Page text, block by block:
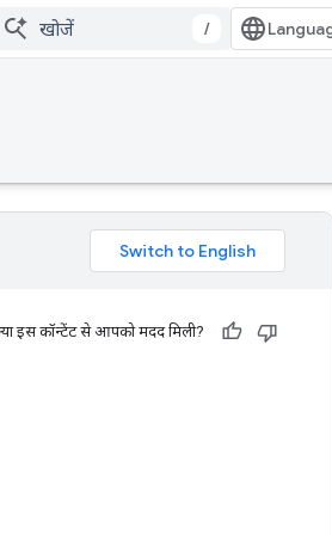
/
इस कॉन्टेंट से आपको मदद मिली?